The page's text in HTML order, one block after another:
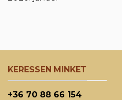
KERESSEN MINKET
+36 70 88 66 154